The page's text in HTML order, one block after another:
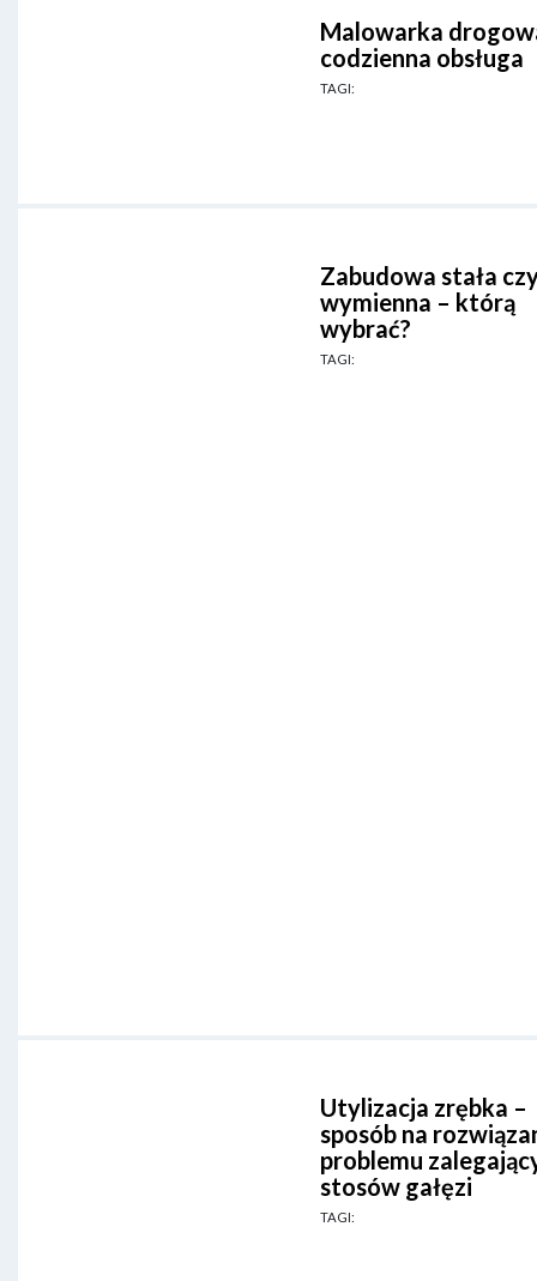
Malowarka
codzienna obsługa
TAGI:
Zabudowa stała
wymienna – którą
wybrać?
TAGI:
Utylizacja zrębka –
sposób na
problemu
stosów gałęzi
TAGI: